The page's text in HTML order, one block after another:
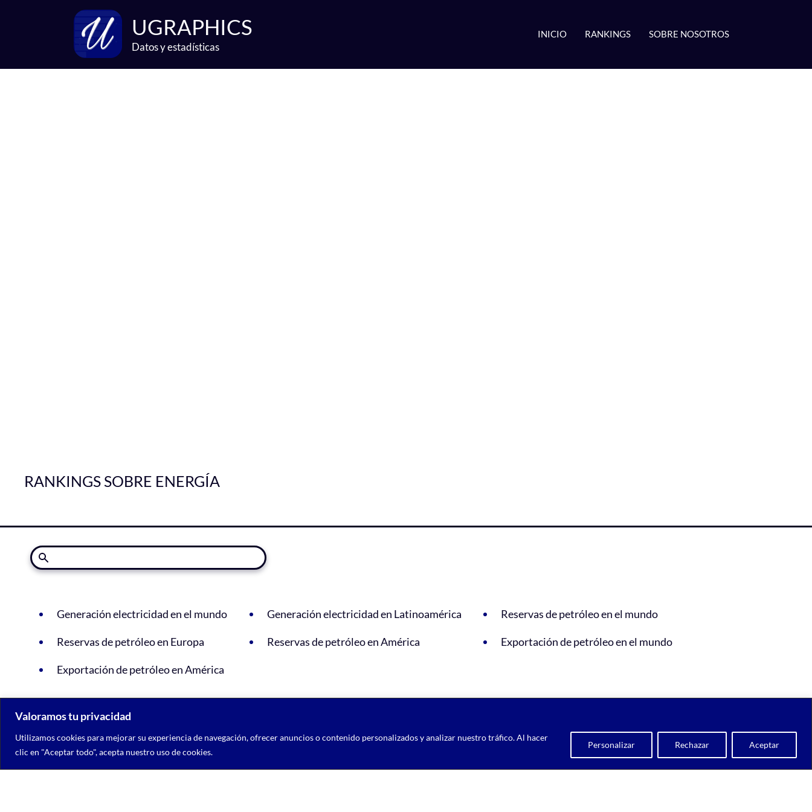
Valoramos tu privacidad
Utilizamos cookies para mejorar su experiencia de navegación, ofrecer anuncios o contenido personalizados y analizar nuestro tráfico. Al hacer
clic en "Aceptar todo", acepta nuestro uso de cookies.
Personalizar Rechazar Aceptar
UGRAPHICS
Datos y estadísticas
INICIO RANKINGS SOBRE NOSOTROS
RANKINGS SOBRE ENERGÍA
Generación electricidad en el mundo Generación electricidad en Latinoamérica Reservas de petróleo en el mundo
Reservas de petróleo en Europa Reservas de petróleo en América Exportación de petróleo en el mundo
Exportación de petróleo en América